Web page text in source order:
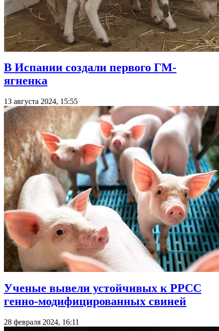
В Испании создали первого ГМ-
ягненка
13 августа 2024, 15:55
Ученые вывели устойчивых к РРСС
генно-модифицированных свиней
28 февраля 2024, 16:11